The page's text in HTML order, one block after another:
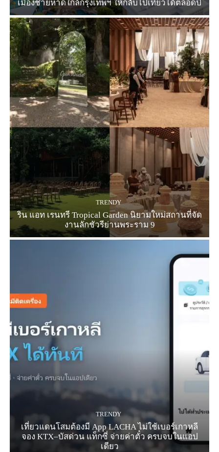
เมืองชายหาดใกล้กรุงเทพฯ ให้กลับไปเที่ยวได้ตลอดปี
TRENDY
ริน แอท เรนทรี Tropical Garden นิยามใหม่สถานที่จัด
งานลักชัวรีย่านพระราม 9
TRENDY
เที่ยวแดนโสมต้องมี App LACHA ไม่ใช้เบอร์เกาหลี
จอง KTX–บัสด่วน แท็กซี่ จ่ายค่าตั๋ว ครบจบในแอป
เดียว